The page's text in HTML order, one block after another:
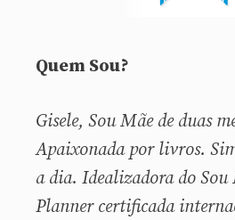
Quem Sou?
Gisele, Sou Mãe de duas
Apaixonada por livros.
a dia. Idealizadora do
Planner certificada